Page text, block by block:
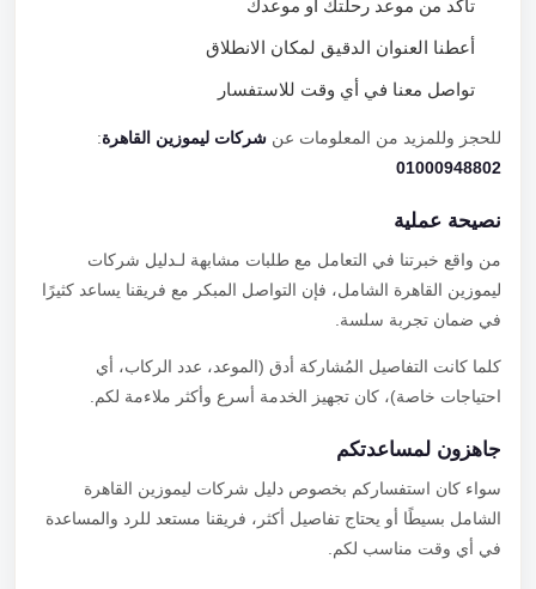
تأكد من موعد رحلتك أو موعدك
أعطنا العنوان الدقيق لمكان الانطلاق
تواصل معنا في أي وقت للاستفسار
للحجز وللمزيد من المعلومات عنشركات ليموزين القاهرة:
01000948802
نصيحة عملية
من واقع خبرتنا في التعامل مع طلبات مشابهة لـدليل شركات
ليموزين القاهرة الشامل، فإن التواصل المبكر مع فريقنا يساعد كثيرًا
في ضمان تجربة سلسة.
كلما كانت التفاصيل المُشاركة أدق (الموعد، عدد الركاب، أي
احتياجات خاصة)، كان تجهيز الخدمة أسرع وأكثر ملاءمة لكم.
جاهزون لمساعدتكم
سواء كان استفساركم بخصوص دليل شركات ليموزين القاهرة
الشامل بسيطًا أو يحتاج تفاصيل أكثر، فريقنا مستعد للرد والمساعدة
في أي وقت مناسب لكم.